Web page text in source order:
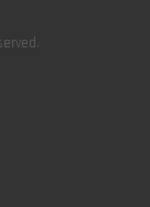
map-marker-alt